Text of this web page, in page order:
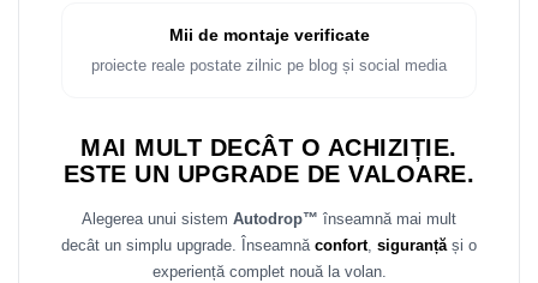
Rame Adaptoare Porsche
Rame adaptoare Citroen
Rame adaptoare Mazda
Mii de montaje verificate
proiecte reale postate zilnic pe blog și social media
MAI MULT DECÂT O ACHIZIȚIE.
ESTE UN UPGRADE DE VALOARE.
Alegerea unui sistem Autodrop™ înseamnă mai mult
decât un simplu upgrade. Înseamnă confort, siguranțăși o
experiență complet nouă la volan.